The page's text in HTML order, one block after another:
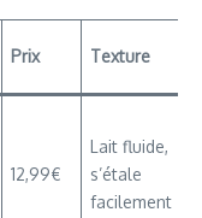
Prix Texture
12,99€
Lait fluide,
s’étale
facilement